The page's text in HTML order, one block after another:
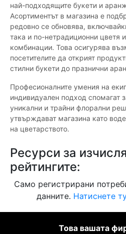
най-подходящите букети и
Асортиментът в магазина е
редовно се обновява,
така и по-нетрадиционни цветя
комбинации. Това осигурява
посетителите да открият
стилни букети до празнични
Професионалните умения на
индивидуален подход спомагат
уникални и трайни флорални
утвърждават магазина като
на цветарството.
Ресурси за
рейтингите:
Само регистрирани
данните. Натиснете
Това вашата